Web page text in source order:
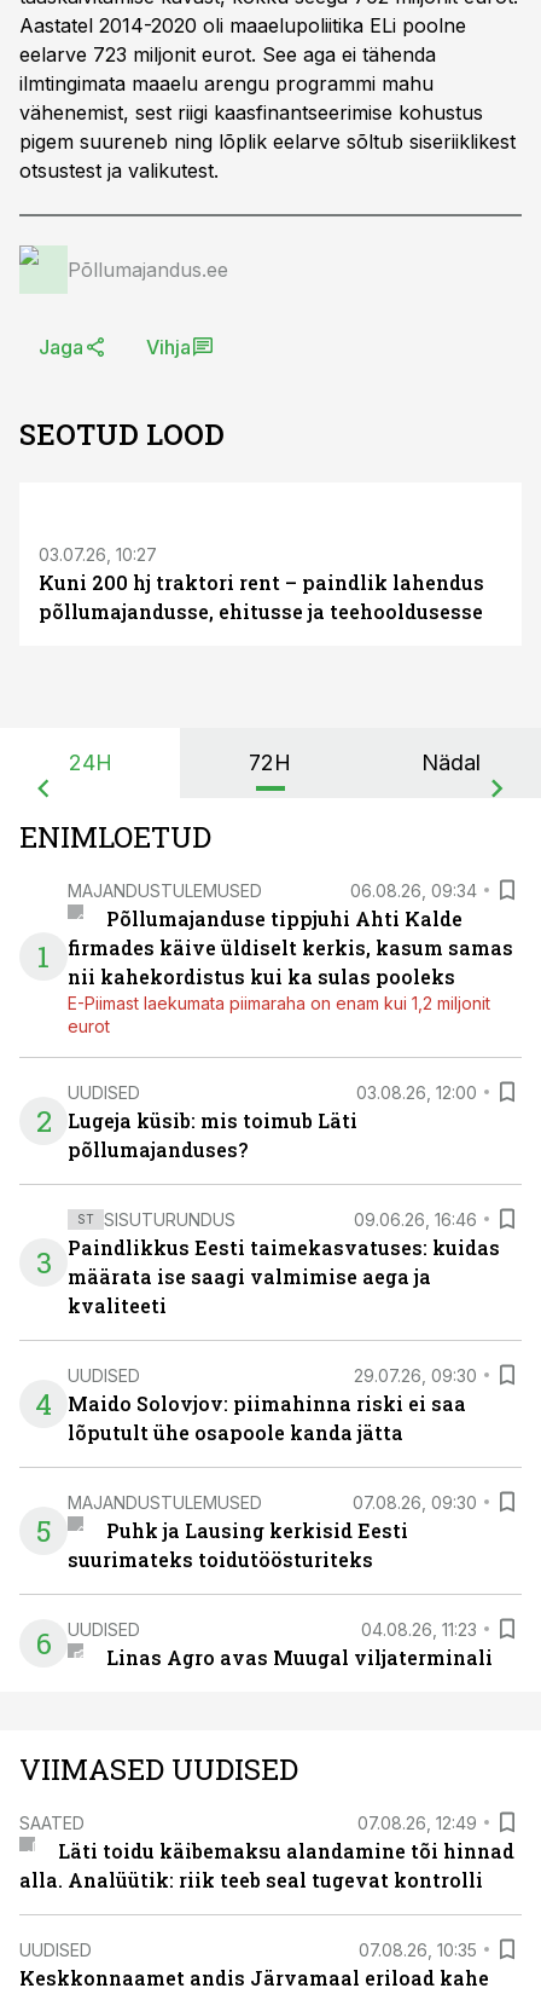
Aastatel 2014-2020 oli maaelupoliitika ELi poolne
eelarve 723 miljonit eurot. See aga ei tähenda
ilmtingimata maaelu arengu programmi mahu
vähenemist, sest riigi kaasfinantseerimise kohustus
pigem suureneb ning lõplik eelarve sõltub siseriiklikest
otsustest ja valikutest.
Põllumajandus.ee
Jaga Vihja
SEOTUD LOOD
03.07.26, 10:27
Kuni 200 hj traktori rent – paindlik lahendus
põllumajandusse, ehitusse ja teehooldusesse
24H 72H Nädal
ENIMLOETUD
1
MAJANDUSTULEMUSED 06.08.26, 09:34
Põllumajanduse tippjuhi Ahti Kalde
firmades käive üldiselt kerkis, kasum samas
nii kahekordistus kui ka sulas pooleks
E-Piimast laekumata piimaraha on enam kui 1,2 miljonit
eurot
2
UUDISED 03.08.26, 12:00
Lugeja küsib: mis toimub Läti
põllumajanduses?
3
ST SISUTURUNDUS 09.06.26, 16:46
Paindlikkus Eesti taimekasvatuses: kuidas
määrata ise saagi valmimise aega ja
kvaliteeti
4
UUDISED 29.07.26, 09:30
Maido Solovjov: piimahinna riski ei saa
lõputult ühe osapoole kanda jätta
5
MAJANDUSTULEMUSED 07.08.26, 09:30
Puhk ja Lausing kerkisid Eesti
suurimateks toidutöösturiteks
6 UUDISED 04.08.26, 11:23
Linas Agro avas Muugal viljaterminali
VIIMASED UUDISED
SAATED 07.08.26, 12:49
Läti toidu käibemaksu alandamine tõi hinnad
alla. Analüütik: riik teeb seal tugevat kontrolli
UUDISED 07.08.26, 10:35
Keskkonnaamet andis Järvamaal eriload kahe